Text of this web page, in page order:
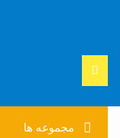
مجموعه ها